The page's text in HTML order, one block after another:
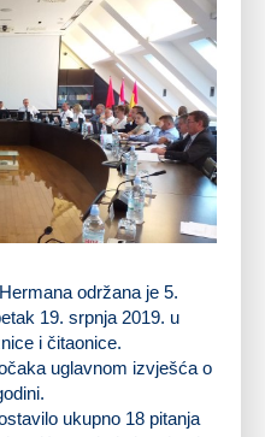
održana je 5.
19. srpnja 2019. u
i čitaonice.
uglavnom izvješća o
ukupno 18 pitanja